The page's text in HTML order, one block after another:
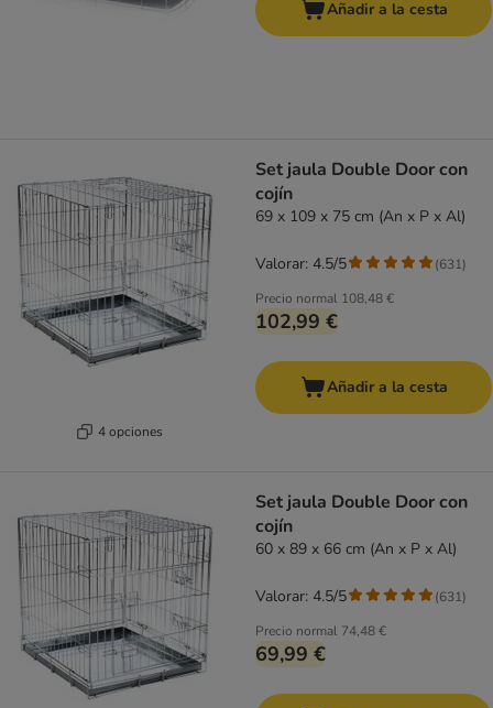
Añadir a la cesta
4 opciones
Set jaula Double Door con
cojín
69 x 109 x 75 cm (An x P x Al)
Precio normal 108,48 €
102,99 €
Valorar: 4.5/5 (631)
Añadir a la cesta
Set jaula Double Door con
cojín
60 x 89 x 66 cm (An x P x Al)
Precio normal 74,48 €
69,99 €
Valorar: 4.5/5 (631)